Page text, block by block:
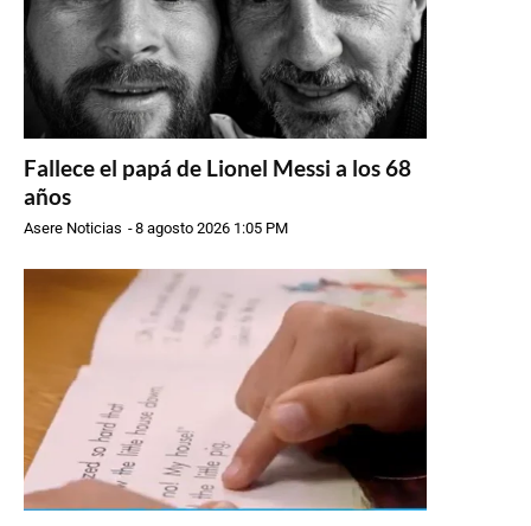
Fallece el papá de Lionel Messi a los 68
años
Asere Noticias -8 agosto 2026 1:05 PM